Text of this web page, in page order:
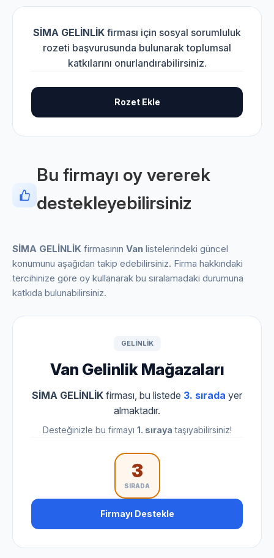
SİMA GELİNLİK firması için sosyal sorumluluk
rozeti başvurusunda bulunarak toplumsal
katkılarını onurlandırabilirsiniz.
Rozet Ekle
Bu firmayı oy vererek
destekleyebilirsiniz
SİMA GELİNLİK firmasının Van listelerindeki güncel
konumunu aşağıdan takip edebilirsiniz. Firma hakkındaki
tercihinize göre oy kullanarak bu sıralamadaki durumuna
katkıda bulunabilirsiniz.
GELINLIK
Van Gelinlik Mağazaları
SİMA GELİNLİK firması, bu listede 3. sırada yer
almaktadır.
Desteğinizle bu firmayı 1. sıraya taşıyabilirsiniz!
3
SIRADA
Firmayı Destekle